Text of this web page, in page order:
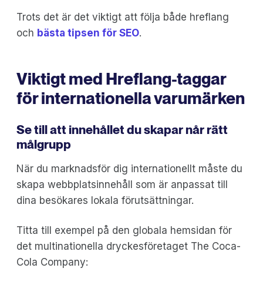
Trots det är det viktigt att följa både hreflang
och bästa tipsen för SEO.
Viktigt med Hreflang-taggar
för internationella varumärken
Se till att innehållet du skapar når rätt
målgrupp
När du marknadsför dig internationellt måste du
skapa webbplatsinnehåll som är anpassat till
dina besökares lokala förutsättningar.
Titta till exempel på den globala hemsidan för
det multinationella dryckesföretaget The Coca-
Cola Company: